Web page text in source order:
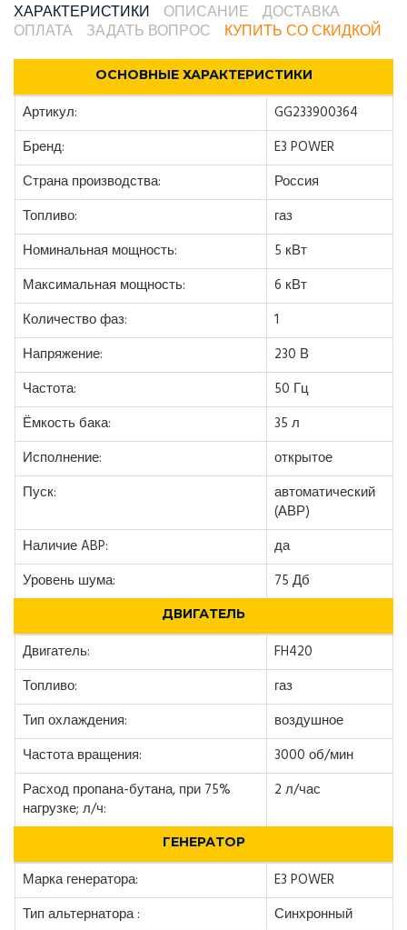
ХАРАКТЕРИСТИКИ ОПИСАНИЕ
ДОСТАВКА
ОПЛАТА
ЗАДАТЬ ВОПРОС КУПИТЬ СО СКИДКОЙ
ОСНОВНЫЕ ХАРАКТЕРИСТИКИ
Артикул:
GG233900364
Бренд:
E3 POWER
Страна производства:
Россия
Топливо:
газ
Номинальная мощность:
5 кВт
Максимальная мощность:
6 кВт
Количество фаз:
1
Напряжение:
230 В
Частота:
50 Гц
Ёмкость бака:
35 л
Исполнение:
открытое
Пуск:
автоматический
(АВР)
Наличие ABP:
да
Уровень шума:
75 Дб
ДВИГАТЕЛЬ
Двигатель:
FH420
Топливо:
газ
Тип охлаждения:
воздушное
Частота вращения:
3000 об/мин
Расход пропана-бутана, при 75%
нагрузке; л/ч:
2 л/час
ГЕНЕРАТОР
Марка генератора:
E3 POWER
Тип альтернатора :
Синхронный